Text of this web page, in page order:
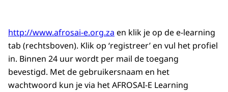
http://www.afrosai-e.org.za en klik je op de e-learning
tab (rechtsboven). Klik op ‘registreer’ en vul het profiel
in. Binnen 24 uur wordt per mail de toegang
bevestigd. Met de gebruikersnaam en het
wachtwoord kun je via het AFROSAI-E Learning